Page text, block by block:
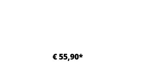
€ 55,90*